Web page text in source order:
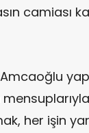
camiası
her işin